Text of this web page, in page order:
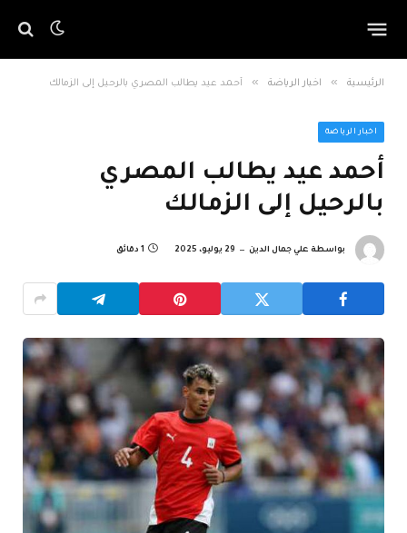
الرئيسية » اخبار الرياضة » أحمد عيد يطالب المصري بالرحيل إلى الزمالك
اخبار الرياضة
أحمد عيد يطالب المصري
بالرحيل إلى الزمالك
بواسطة علي جمال الدين 29 يوليو، 2025 1 دقائق